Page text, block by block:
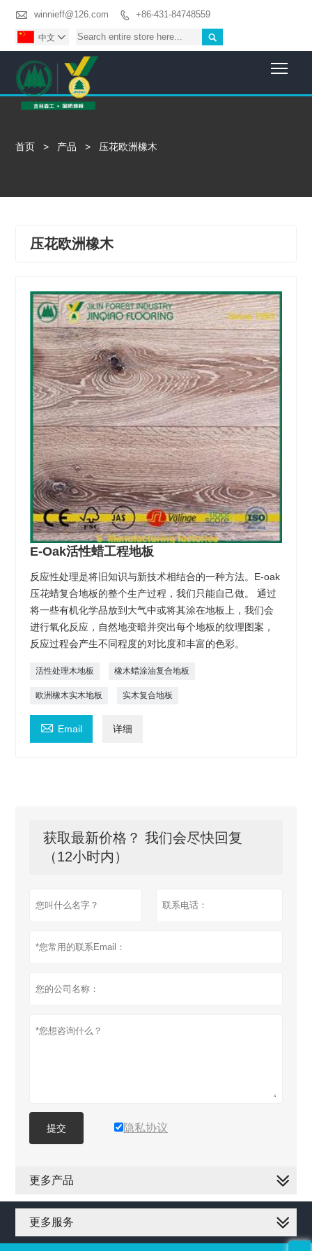
 winnieff@126.com  +86-431-84748559

中文 
首页 > 产品 > 压花欧洲橡木
压花欧洲橡木
E-Oak活性蜡工程地板
反应性处理是将旧知识与新技术相结合的一种方法。E-oak
压花蜡复合地板的整个生产过程，我们只能自己做。 通过
将一些有机化学品放到大气中或将其涂在地板上，我们会
进行氧化反应，自然地变暗并突出每个地板的纹理图案，
反应过程会产生不同程度的对比度和丰富的色彩。
活性处理木地板 橡木蜡涂油复合地板
欧洲橡木实木地板 实木复合地板
 Email 详细
获取最新价格？ 我们会尽快回复
（12小时内）
提交 隐私协议
更多产品
更多服务